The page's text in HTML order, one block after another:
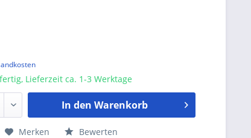
Lieferzeit ca. 1-3 Werktage
In den Warenkorb
Merken Bewerten